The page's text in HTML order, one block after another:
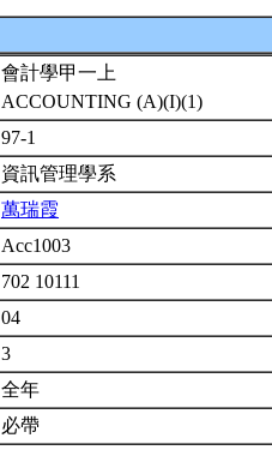
會計學甲一上
ACCOUNTING (A)(I)(1)
97-1
資訊管理學系
萬瑞霞
Acc1003
702 10111
04
3
全年
必帶